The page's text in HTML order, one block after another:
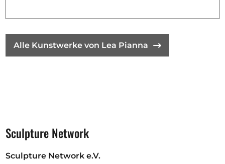
Alle Kunstwerke von Lea Pianna
Sculpture Network
Sculpture Network e.V.